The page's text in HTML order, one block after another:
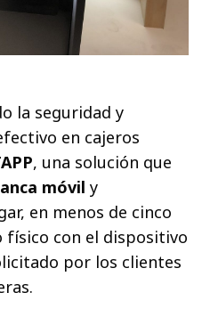
la seguridad y
en cajeros
, una solución que
móvil y
en menos de cinco
físico con el dispositivo
por los clientes